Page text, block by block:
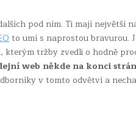
pod ním. Ti mají největší
to umí s naprostou bravurou.
tržby zvedli o hodně
web někde na konci
v tomto odvětví a